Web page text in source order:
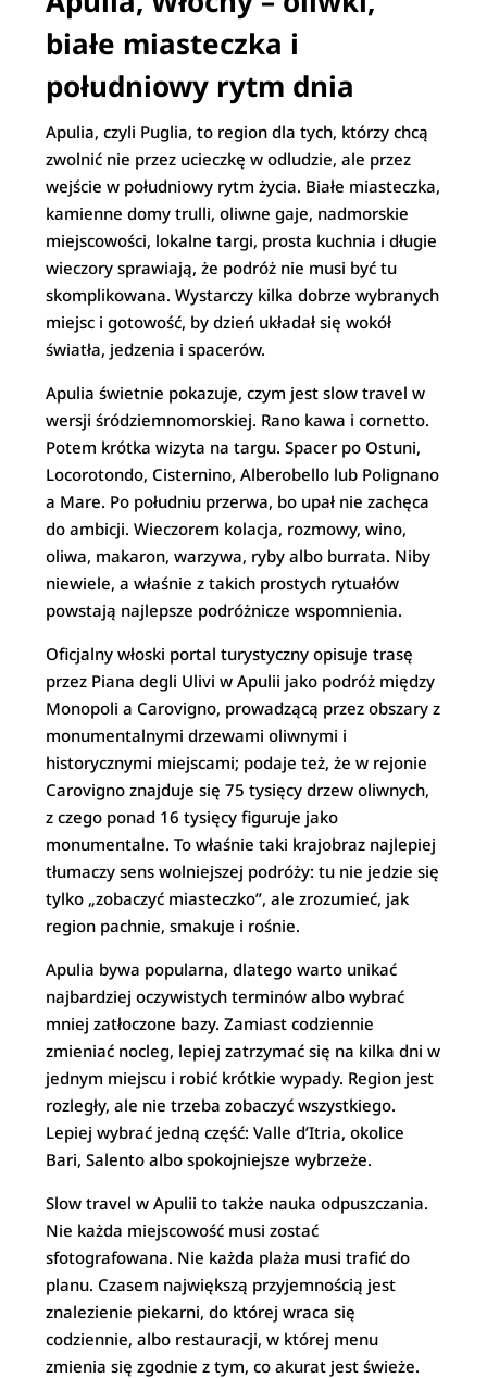
białe miasteczka i
południowy rytm dnia
Apulia, czyli Puglia, to region dla tych, którzy chcą
zwolnić nie przez ucieczkę w odludzie, ale przez
wejście w południowy rytm życia. Białe miasteczka,
kamienne domy trulli, oliwne gaje, nadmorskie
miejscowości, lokalne targi, prosta kuchnia i długie
wieczory sprawiają, że podróż nie musi być tu
skomplikowana. Wystarczy kilka dobrze wybranych
miejsc i gotowość, by dzień układał się wokół
światła, jedzenia i spacerów.
Apulia świetnie pokazuje, czym jest slow travel w
wersji śródziemnomorskiej. Rano kawa i cornetto.
Potem krótka wizyta na targu. Spacer po Ostuni,
Locorotondo, Cisternino, Alberobello lub Polignano
a Mare. Po południu przerwa, bo upał nie zachęca
do ambicji. Wieczorem kolacja, rozmowy, wino,
oliwa, makaron, warzywa, ryby albo burrata. Niby
niewiele, a właśnie z takich prostych rytuałów
powstają najlepsze podróżnicze wspomnienia.
Oficjalny włoski portal turystyczny opisuje trasę
przez Piana degli Ulivi w Apulii jako podróż między
Monopoli a Carovigno, prowadzącą przez obszary z
monumentalnymi drzewami oliwnymi i
historycznymi miejscami; podaje też, że w rejonie
Carovigno znajduje się 75 tysięcy drzew oliwnych,
z czego ponad 16 tysięcy figuruje jako
monumentalne. To właśnie taki krajobraz najlepiej
tłumaczy sens wolniejszej podróży: tu nie jedzie się
tylko „zobaczyć miasteczko”, ale zrozumieć, jak
region pachnie, smakuje i rośnie.
Apulia bywa popularna, dlatego warto unikać
najbardziej oczywistych terminów albo wybrać
mniej zatłoczone bazy. Zamiast codziennie
zmieniać nocleg, lepiej zatrzymać się na kilka dni w
jednym miejscu i robić krótkie wypady. Region jest
rozległy, ale nie trzeba zobaczyć wszystkiego.
Lepiej wybrać jedną część: Valle d’Itria, okolice
Bari, Salento albo spokojniejsze wybrzeże.
Slow travel w Apulii to także nauka odpuszczania.
Nie każda miejscowość musi zostać
sfotografowana. Nie każda plaża musi trafić do
planu. Czasem największą przyjemnością jest
znalezienie piekarni, do której wraca się
codziennie, albo restauracji, w której menu
zmienia się zgodnie z tym, co akurat jest świeże.